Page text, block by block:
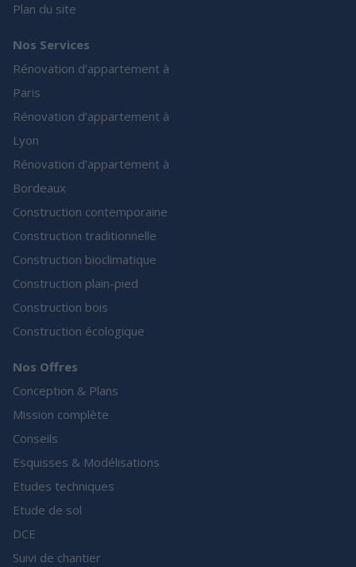
Plan du site
Nos Services
Rénovation d’appartement à
Paris
Rénovation d’appartement à
Lyon
Rénovation d’appartement à
Bordeaux
Construction contemporaine
Construction traditionnelle
Construction bioclimatique
Construction plain-pied
Construction bois
Construction écologique
Nos Offres
Conception & Plans
Mission complète
Conseils
Esquisses & Modélisations
Etudes techniques
Etude de sol
DCE
Suivi de chantier